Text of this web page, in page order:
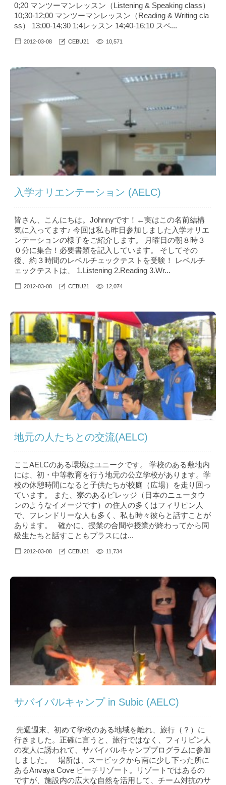
0;20 マンツーマンレッスン（Listening & Speaking class）
10;30-12;00 マンツーマンレッスン（Reading & Writing cla
ss） 13;00-14;30 1;4レッスン 14;40-16;10 スペ...
2012-03-08 CEBU21 10,571
入学オリエンテーション (AELC)
皆さん、こんにちは。Johnnyです！←実はこの名前結構
気に入ってます♪ 今回は私も昨日参加しました入学オリエ
ンテーションの様子をご紹介します。 月曜日の朝８時３
０分に集合！必要書類を記入しています。 そしてその
後、約３時間のレベルチェックテストを受験！ レベルチ
ェックテストは、 1.Listening 2.Reading 3.Wr...
2012-03-08 CEBU21 12,074
地元の人たちとの交流(AELC)
ここAELCのある環境はユニークです。 学校のある敷地内
には、初・中等教育を行う地元の公立学校があります。学
校の休憩時間になると子供たちが校庭（広場）を走り回っ
ています。 また、寮のあるビレッジ（日本のニュータウ
ンのようなイメージです）の住人の多くはフィリピン人
で、フレンドリーな人も多く、私も時々彼らと話すことが
あります。 確かに、授業の合間や授業が終わってから同
級生たちと話すこともプラスには...
2012-03-08 CEBU21 11,734
サバイバルキャンプ in Subic (AELC)
先週週末、初めて学校のある地域を離れ、旅行（？）に
行きました。正確に言うと、旅行ではなく、フィリピン人
の友人に誘われて、サバイバルキャンププログラムに参加
しました。 場所は、スービックから南に少し下った所に
あるAnvaya Cove ビーチリゾート。リゾートではあるの
ですが、施設内の広大な自然を活用して、チーム対抗のサ